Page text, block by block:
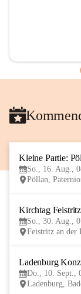
Kleine Partie:
So., 16. Aug.,
Pöllan,
Kirchtag
So., 30. Aug.,
Feistritz an der
Ladenburg
Do., 10. Sept.,
Ladenburg,